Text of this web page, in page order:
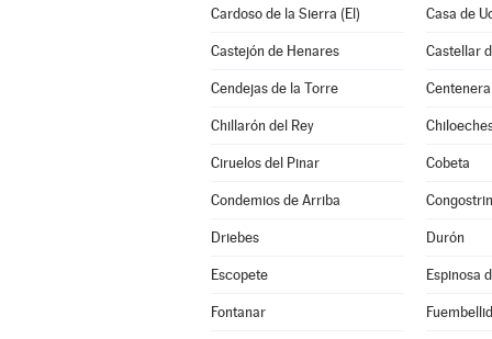
Cardoso de la Sierra (El) Casa de
Castejón de Henares Castellar
Cendejas de la Torre Centenera
Chillarón del Rey
Ciruelos del Pinar Cobeta
Condemios de Arriba
Driebes Durón
Escopete Espinosa
Fontanar